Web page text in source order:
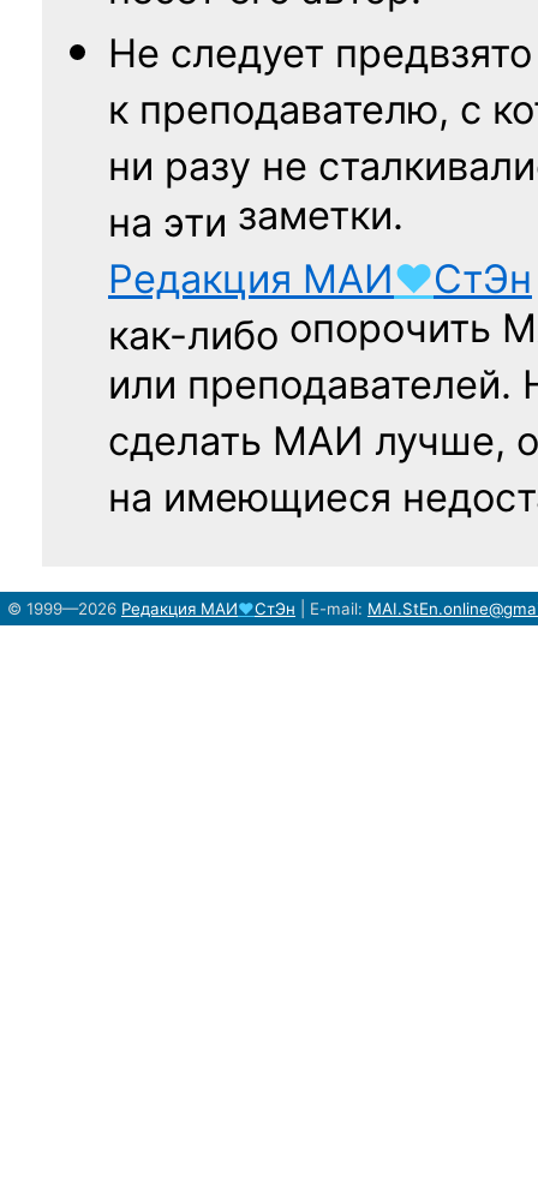
Не следует
к преподавателю, с
ни разу не
на эти заметки.
Редакция МАИ♥СтЭн
как-либо опорочить
или
сделать МАИ лучше,
на имеющиеся
© 1999—2026 Редакция МАИ♥СтЭн E-mail: